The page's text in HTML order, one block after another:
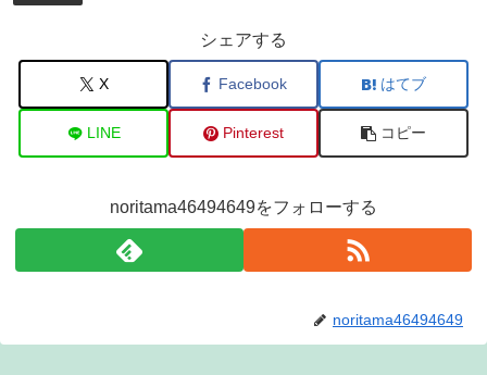
シェアする
X Facebook はてブ
LINE Pinterest コピー
noritama46494649をフォローする
noritama46494649